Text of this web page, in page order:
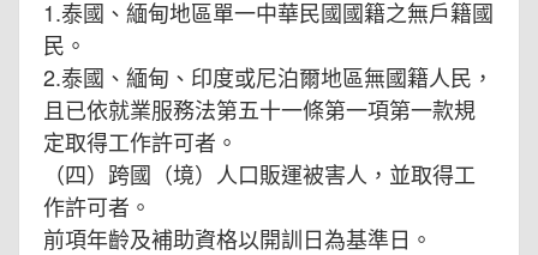
1.泰國、緬甸地區單一中華民國國籍之無戶籍國
民。
2.泰國、緬甸、印度或尼泊爾地區無國籍人民，
且已依就業服務法第五十一條第一項第一款規
定取得工作許可者。
（四）跨國（境）人口販運被害人，並取得工
作許可者。
前項年齡及補助資格以開訓日為基準日。